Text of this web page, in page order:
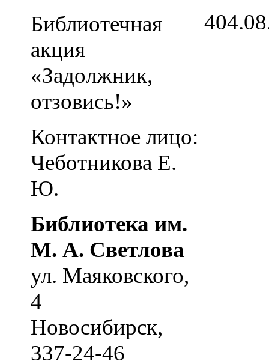
Библиотечная
акция
«Задолжник,
отзовись!»
Контактное лицо:
Чеботникова Е.
Ю.
Библиотека им.
М. А. Светлова
ул. Маяковского,
4
Новосибирск,
337-24-46
4